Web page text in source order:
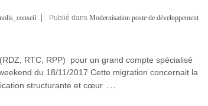
Publié dans Modernisation poste de développement
RTC, RPP) pour un grand compte spécialisé
du 18/11/2017 Cette migration concernait la
structurante et cœur …